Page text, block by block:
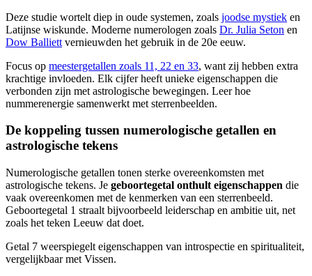
Deze studie wortelt diep in oude systemen, zoals joodse mystiek en
Latijnse wiskunde. Moderne numerologen zoals Dr. Julia Seton en
Dow Balliett vernieuwden het gebruik in de 20e eeuw.
Focus op meestergetallen zoals 11, 22 en 33, want zij hebben extra
krachtige invloeden. Elk cijfer heeft unieke eigenschappen die
verbonden zijn met astrologische bewegingen. Leer hoe
nummerenergie samenwerkt met sterrenbeelden.
De koppeling tussen numerologische getallen en
astrologische tekens
Numerologische getallen tonen sterke overeenkomsten met
astrologische tekens. Je geboortegetal onthult eigenschappen die
vaak overeenkomen met de kenmerken van een sterrenbeeld.
Geboortegetal 1 straalt bijvoorbeeld leiderschap en ambitie uit, net
zoals het teken Leeuw dat doet.
Getal 7 weerspiegelt eigenschappen van introspectie en spiritualiteit,
vergelijkbaar met Vissen.